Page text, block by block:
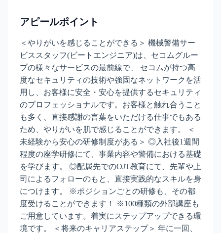
アピールポイント
＜やりがいを感じることができる＞ 機械警備サー
ビススタッフ(ビートエンジニア)は、セコムグルー
プの様々なサービスの最前線で、 セコムが持つ高
度なセキュリティの技術や強固なネットワークを活
用し、お客様に安全・安心を提供するセキュリティ
のプロフェッショナルです。お客様と触れ合うこと
も多く、直接感謝の言葉をいただける仕事でもある
ため、やりがいを肌で感じることができます。 ＜
未経験から安心の研修制度がある＞ ◎入社後1週間
程度の座学研修にて、事業内容や警備における基礎
を学びます。 ◎配属先でのOJT教育にて、先輩や上
司によるフォローのもと、直接実践的なスキルを身
につけます。 ※ポジションごとの研修も、その都
度受けることができます！ ※100種類の外部講座も
ご用意しています。着実にステップアップできる環
境です。 ＜将来のキャリアステップ＞ 年に一回、